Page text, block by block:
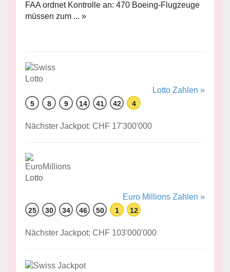
FAA ordnet Kontrolle an: 470 Boeing-Flugzeuge
müssen zum ... »
Lotto Zahlen »
5 8 9 14 41 42 4
Nächster Jackpot: CHF 17'300'000
Euro Millions Zahlen »
25 30 34 46 50 1 12
Nächster Jackpot: CHF 103'000'000